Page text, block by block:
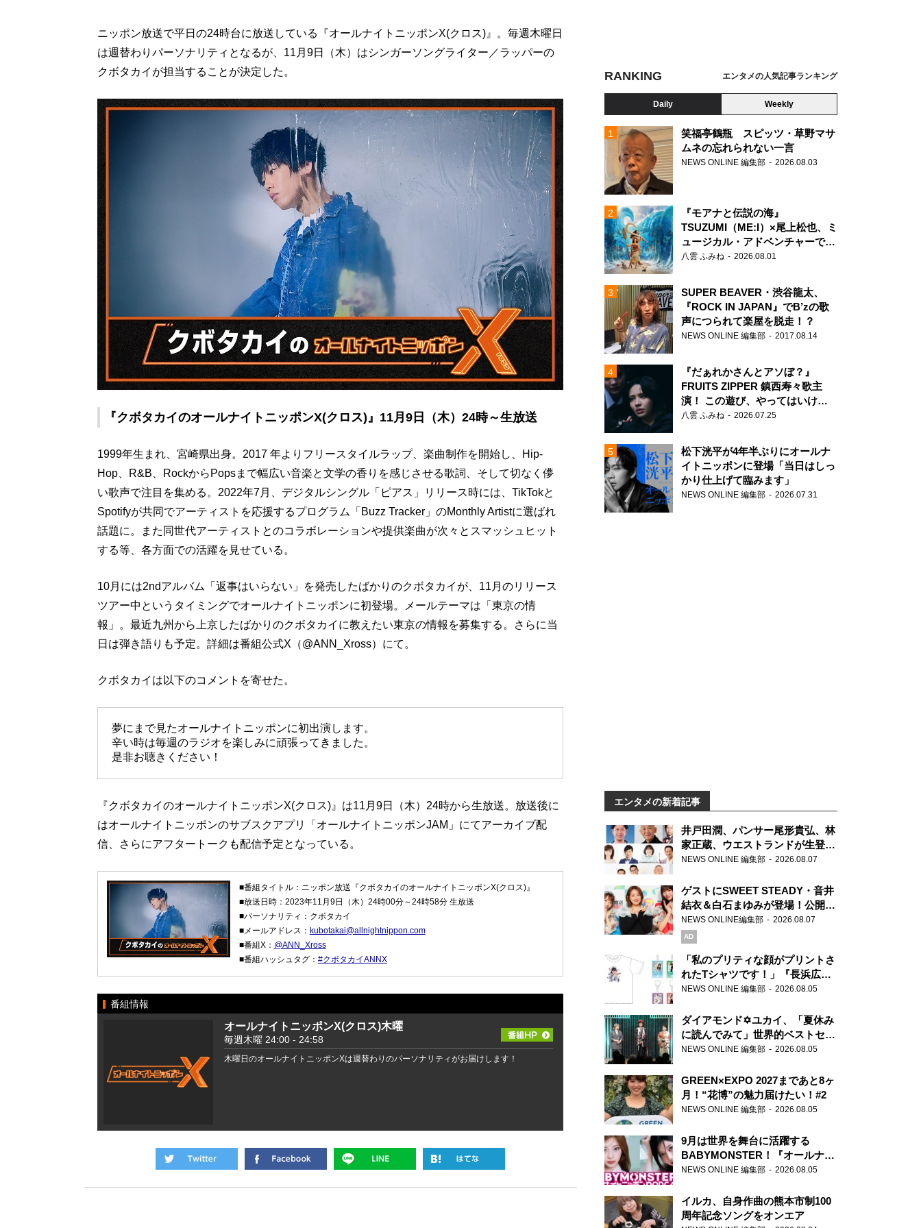
ニッポン放送で平日の24時台に放送している『オールナイトニッポンX(クロス)』。毎週木曜日
は週替わりパーソナリティとなるが、11月9日（木）はシンガーソングライター／ラッパーの
クボタカイが担当することが決定した。
『クボタカイのオールナイトニッポンX(クロス)』11月9日（木）24時～生放送
1999年生まれ、宮崎県出身。2017 年よりフリースタイルラップ、楽曲制作を開始し、Hip-
Hop、R&B、RockからPopsまで幅広い音楽と文学の香りを感じさせる歌詞、そして切なく儚
い歌声で注目を集める。2022年7月、デジタルシングル「ピアス」リリース時には、TikTokと
Spotifyが共同でアーティストを応援するプログラム「Buzz Tracker」のMonthly Artistに選ばれ
話題に。また同世代アーティストとのコラボレーションや提供楽曲が次々とスマッシュヒット
する等、各方面での活躍を見せている。
10月には2ndアルバム「返事はいらない」を発売したばかりのクボタカイが、11月のリリース
ツアー中というタイミングでオールナイトニッポンに初登場。メールテーマは「東京の情
報」。最近九州から上京したばかりのクボタカイに教えたい東京の情報を募集する。さらに当
日は弾き語りも予定。詳細は番組公式X（@ANN_Xross）にて。
クボタカイは以下のコメントを寄せた。
夢にまで見たオールナイトニッポンに初出演します。
辛い時は毎週のラジオを楽しみに頑張ってきました。
是非お聴きください！
『クボタカイのオールナイトニッポンX(クロス)』は11月9日（木）24時から生放送。放送後に
はオールナイトニッポンのサブスクアプリ「オールナイトニッポンJAM」にてアーカイブ配
信、さらにアフタートークも配信予定となっている。
■番組タイトル：ニッポン放送『クボタカイのオールナイトニッポンX(クロス)』
■放送日時：2023年11月9日（木）24時00分～24時58分 生放送
■パーソナリティ：クボタカイ
■メールアドレス： kubotakai@allnightnippon.com
■番組X： @ANN_Xross
■番組ハッシュタグ： #クボタカイANNX
番組情報
オールナイトニッポンX(クロス)木曜
毎週木曜 24:00 - 24:58
木曜日のオールナイトニッポンXは週替わりのパーソナリティがお届けします！
RANKING エンタメの人気記事ランキング
Daily Weekly
笑福亭鶴瓶 スピッツ・草野マサ
ムネの忘れられない一言
NEWS ONLINE 編集部 2026.08.03
『モアナと伝説の海』
TSUZUMI（ME:I）×尾上松也、ミ
ュージカル・アドベンチャーで美
声を響かせる
八雲 ふみね 2026.08.01
SUPER BEAVER・渋谷龍太、
『ROCK IN JAPAN』でB’zの歌
声につられて楽屋を脱走！？
NEWS ONLINE 編集部 2017.08.14
『だぁれかさんとアソぼ？』
FRUITS ZIPPER 鎮西寿々歌主
演！ この遊び、やってはいけま
せん。
八雲 ふみね 2026.07.25
松下洸平が4年半ぶりにオールナ
イトニッポンに登場「当日はしっ
かり仕上げて臨みます」
NEWS ONLINE 編集部 2026.07.31
エンタメの新着記事
井戸田潤、パンサー尾形貴弘、林
家正蔵、ウエストランドが生登
場！『ラジオビバリー昼ズ』
NEWS ONLINE 編集部 2026.08.07
ゲストにSWEET STEADY・音井
結衣＆白石まゆみが登場！公開収
録で素顔全開！
NEWS ONLINE編集部 2026.08.07
AD
「私のプリティな顔がプリントさ
れたTシャツです！」『長浜広奈
天下無双』初の番組グッズ発売
NEWS ONLINE 編集部 2026.08.05
ダイアモンド✡ユカイ、「夏休み
に読んでみて」世界的ベストセラ
ー『アナスタシア』を紹介
NEWS ONLINE 編集部 2026.08.05
GREEN×EXPO 2027まであと8ヶ
月！“花博”の魅力届けたい！#2
NEWS ONLINE 編集部 2026.08.05
9月は世界を舞台に活躍する
BABYMONSTER！『オールナイ
トニッポンPODCAST』月替わり
NEWS ONLINE 編集部 2026.08.05
イルカ、自身作曲の熊本市制100
周年記念ソングをオンエア